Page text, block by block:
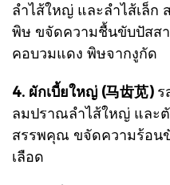
ลำไส้ใหญ่ และลำไส้เล็ก
พิษ ขจัดความชื้นขับปัสส
คอบวมแดง พิษจากงูกัด
4. ผักเบี้ยใหญ่ (马齿苋)ร
ลมปราณลำไส้ใหญ่ และ
สรรพคุณ ขจัดความร้อน
เลือด